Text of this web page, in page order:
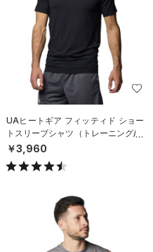
UAヒートギア フィッティド ショー
トスリーブシャツ（トレーニング/M
EN）
￥3,960